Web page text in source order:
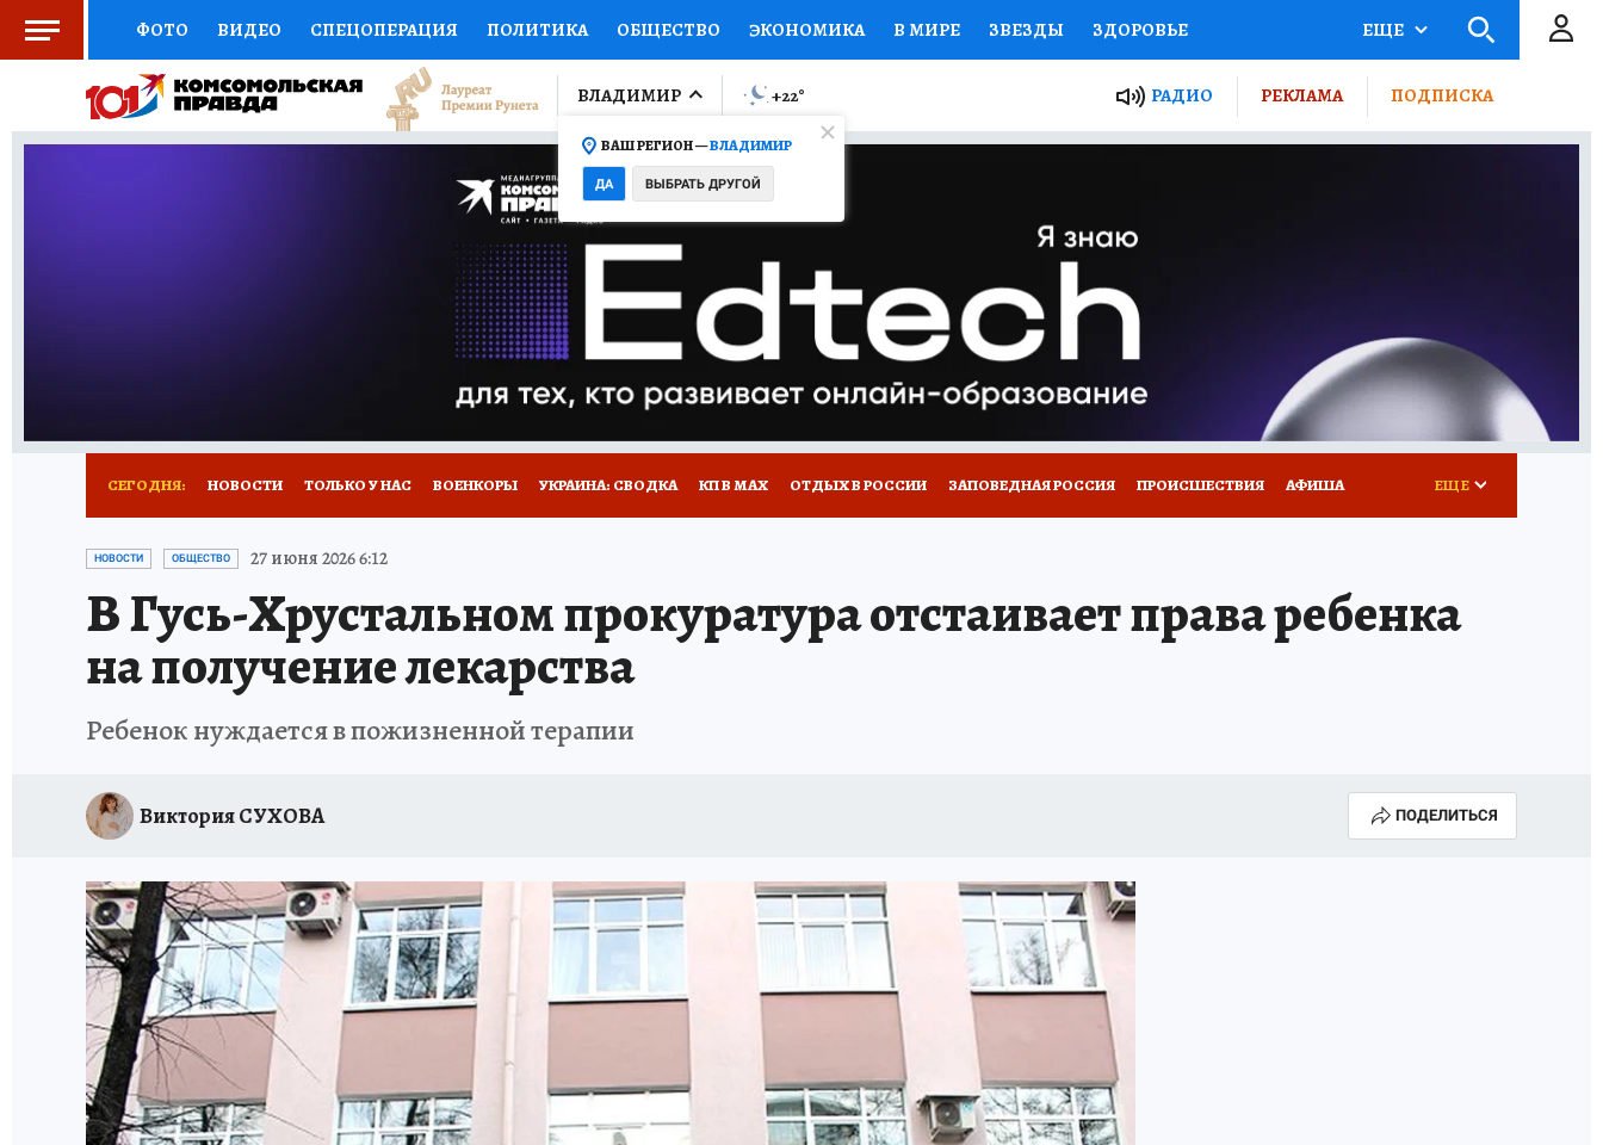
ФОТО ВИДЕО СПЕЦОПЕРАЦИЯ ПОЛИТИКА ОБЩЕСТВО ЭКОНОМИКА В МИРЕ ЗВЕЗДЫ ЗДОРОВЬЕ
СОЦПОДДЕРЖКА НАУКА СПОРТ КОЛУМНИСТЫ ПРОИСШЕСТВИЯ НАЦИОНАЛЬНЫЕ ПРОЕКТЫ РОССИИ
ВЫБОР ЭКСПЕРТОВ ДОКТОР ФИНАНСЫ ОТКРЫВАЕМ МИР Я ЗНАЮ СЕМЬЯ ЖЕНСКИЕ СЕКРЕТЫ ПУТЕВОДИТЕЛЬ
ПРОГНОЗЫ НА СПОРТ ПРОМОКОДЫ СЕРИАЛЫ
ТЕЛЕВИЗОР КОЛЛЕКЦИИ КОНКУРСЫ ГИД ПОТРЕБИТЕЛЯ
НОВОЕ НА САЙТЕ СПЕЦПРОЕКТЫ КП-ВЛАДИМИР
ЕЩЕ
ВЛАДИМИР
ВАШ РЕГИОН —ВЛАДИМИР
ДА ВЫБРАТЬ ДРУГОЙ
+22° РАДИО РЕКЛАМА ПОДПИСКА
СЕГОДНЯ: НОВОСТИ ТОЛЬКО У НАС ВОЕНКОРЫ УКРАИНА: СВОДКА КП В МАХ ОТДЫХ В РОССИИ ЗАПОВЕДНАЯ РОССИЯ ПРОИСШЕСТВИЯ АФИША
ИСПЫТАНО НА СЕБЕ
ЕЩЕ
НОВОСТИ ОБЩЕСТВО 27 июня 2026 6:12
В Гусь-Хрустальном прокуратура отстаивает права ребенка
на получение лекарства
Ребенок нуждается в пожизненной терапии
Виктория СУХОВА ПОДЕЛИТЬСЯ